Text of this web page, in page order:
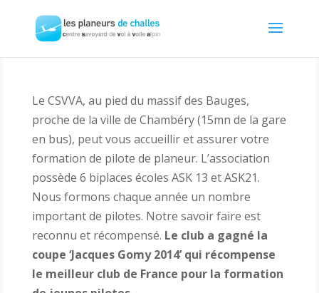
Le CSVVA, au pied du massif des Bauges,
proche de la ville de Chambéry (15mn de la gare
en bus), peut vous accueillir et assurer votre
formation de pilote de planeur. L’association
possède 6 biplaces écoles ASK 13 et ASK21.
Nous formons chaque année un nombre
important de pilotes. Notre savoir faire est
reconnu et récompensé. Le club a gagné la
coupe ‘Jacques Gomy 2014’ qui récompense
le meilleur club de France pour la formation